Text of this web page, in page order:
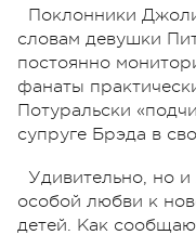
Поклонники
словам девушки
постоянно
фанаты
Потуральски
супруге Брэда в
Удивительно, но
особой любви к
детей. Как